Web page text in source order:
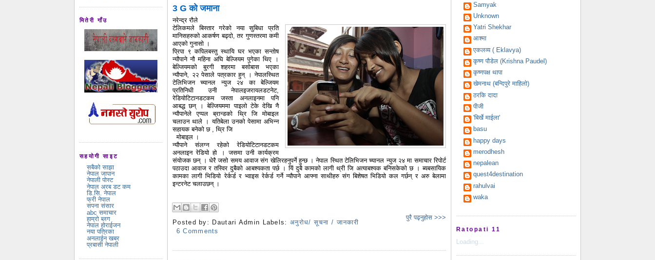
मितेरी गाँउ
सहयोगी साइट
सबैको साझा
नेपाल जापान
नेपाली पोस्ट
नेपाल अरब डट कम
डि.सि. नेपाल
फ्री नेपाल
सपना संसार
abc समाचार
हाम्रो ब्लग
नेपाल होराईजन
नया पत्रिका
अनलाईन खबर
प्रबासी नेपाली
3 G को जमाना
नरेन्द्र रौले
टेलिकमले बिस्तार गरेको नया सुबिधा प्रति
मानिसहरुको आकर्षण बढ्दो, तर गुणस्तरमा कमी
आएको गुनासो ।
प्रिपा ९ कपिलबस्तु स्थायि घर भएका सन्तोष
न्यौपाने नौ महिना अघि बेल्जियम पुगेका थिए ।
बेल्जियमको बु्रगी शहरमा बसोबास भएका
न्यौपाने, २२ पेसाले पत्रकार हुन् । नेपालस्थित
टेलिभिजन च्यानल न्युज २४ का बेल्जियम
प्रतिनिधी उनी नेपालइजरायलडटनेट,
रेडियोटिटानडटकम जस्ता अनलाइनमा पनि
आबद्ध छन् । बेल्जियममा पाइलो टेके देखि नै
न्यौपानेले एप्पल ब्रान्डको थ्रि जि मोबाइल
चलाउन थाले । यतिबेला उनको पेसामा अभिन्न
सहायक बनेको छ , थ्रि जि
मोबाइल ।
न्यौपाने संलग्न रहेको रेडियोटिटानडटकम
अनलाइन रेडियो हो । जसमा उनी कार्यक्रम
संयोजक छन् । धेरै जसो समय आवाज संग खेलिरहनुपर्ने हुन्छ । नेपाल स्थित टेलिभिजन च्यानल न्युज २४ मा समाचार रिपोर्ट
पठाउदा आवाज र तस्विर दुबैको आबश्यकता पर्छ । यिं दुबै कामको लागी थ्री जि अत्याबश्यक बनिसकेको छ । ब्यबसायिक
कामका लागी भिडियो रेर्कर्ड र भ्वाइस रेर्कर्ड गर्ने न्यौपाने आफ्ना साथीहरु संग बिशेषत भिडियो कल गर्छन् र अरु बेलामा
इन्टरनेट चलाउछन् ।
पुरै पढ्नुहोस >>>
Posted by: Dautari Admin Labels: अनुरोध/ सूचना / जानकारी
6 Comments
Samyak
Unknown
Yatri Shekhar
आश्मा
एकलव्य ( Eklavya)
कृष्ण पौडेल (Krishna Paudel)
कृष्णपक्ष थापा
खेमनाथ (बन्दिपुरे माहिलो)
ठरकि दादा
पीजी
'बिर्खे माईला'
basu
happy days
merodhesh
nepalean
quest4destination
rahulvai
waka
Ratopati 11
Loading...